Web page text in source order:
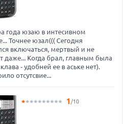
года юзаю в интесивном
Точнее юзал((( Сегодня
включаться, мертвый и не
даже... Когда брал, главным была
- удобней ее в аське нет).
отсутсвие...
1 /10